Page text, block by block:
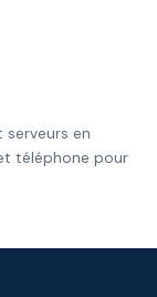
serveurs en
téléphone pour